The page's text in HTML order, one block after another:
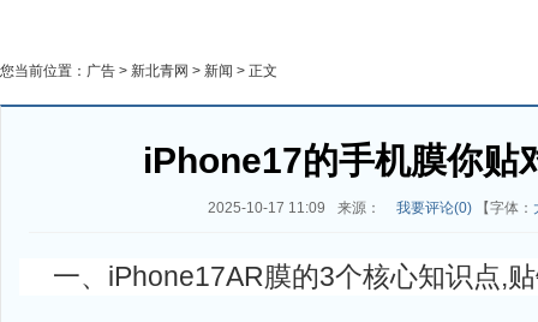
您当前位置： 广告 > 新北青网 > 新闻 > 正文
iPhone17的手机膜你贴
2025-10-17 11:09 来源： 我要评论(0)【字体：
一、iPhone17AR膜的3个核心知识点,